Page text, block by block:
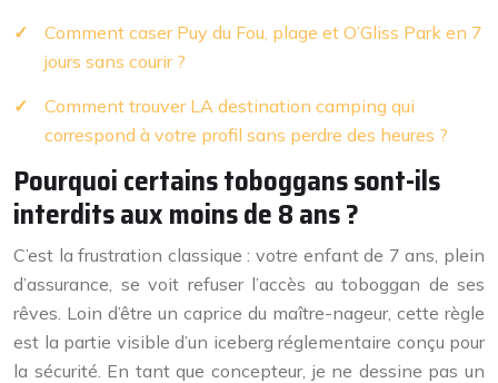
Comment caser Puy du Fou, plage et O’Gliss Park en 7
jours sans courir ?
Comment trouver LA destination camping qui
correspond à votre profil sans perdre des heures ?
Pourquoi certains toboggans sont-ils
interdits aux moins de 8 ans ?
C’est la frustration classique : votre enfant de 7 ans, plein
d’assurance, se voit refuser l’accès au toboggan de ses
rêves. Loin d’être un caprice du maître-nageur, cette règle
est la partie visible d’un iceberg réglementaire conçu pour
la sécurité. En tant que concepteur, je ne dessine pas un